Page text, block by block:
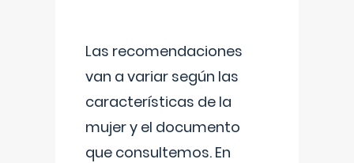
Las recomendaciones
van a variar según las
características de la
mujer y el documento
que consultemos. En